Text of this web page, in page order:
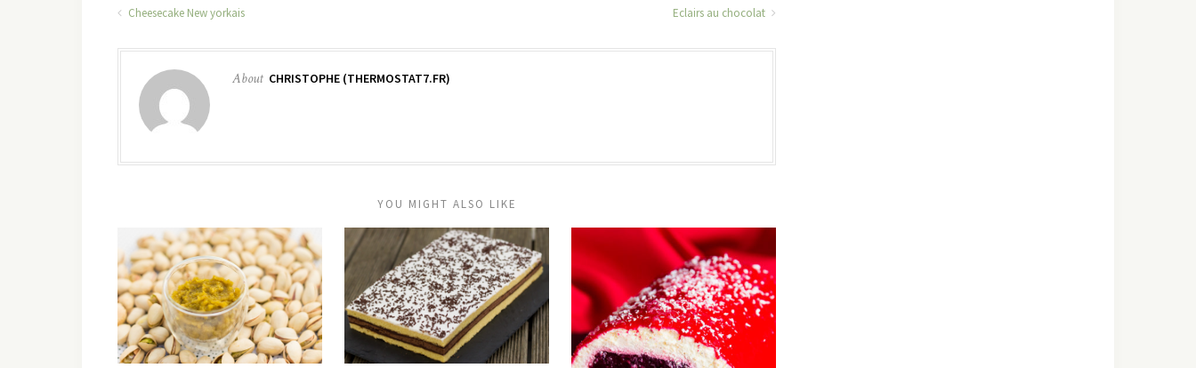
Cheesecake New yorkais Eclairs au chocolat
About CHRISTOPHE (THERMOSTAT7.FR)
YOU MIGHT ALSO LIKE